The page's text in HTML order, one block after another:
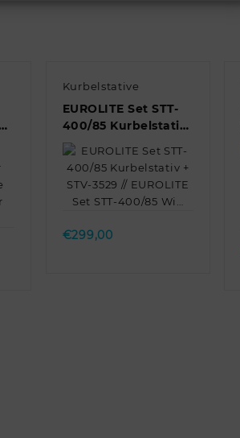
Kurbelstative
EUROLITE Set STT-
400/85 Kurbelstativ
+ STV-3529 //
EUROLITE Set STT-
400/85 Wi…
Quick view
€299,00